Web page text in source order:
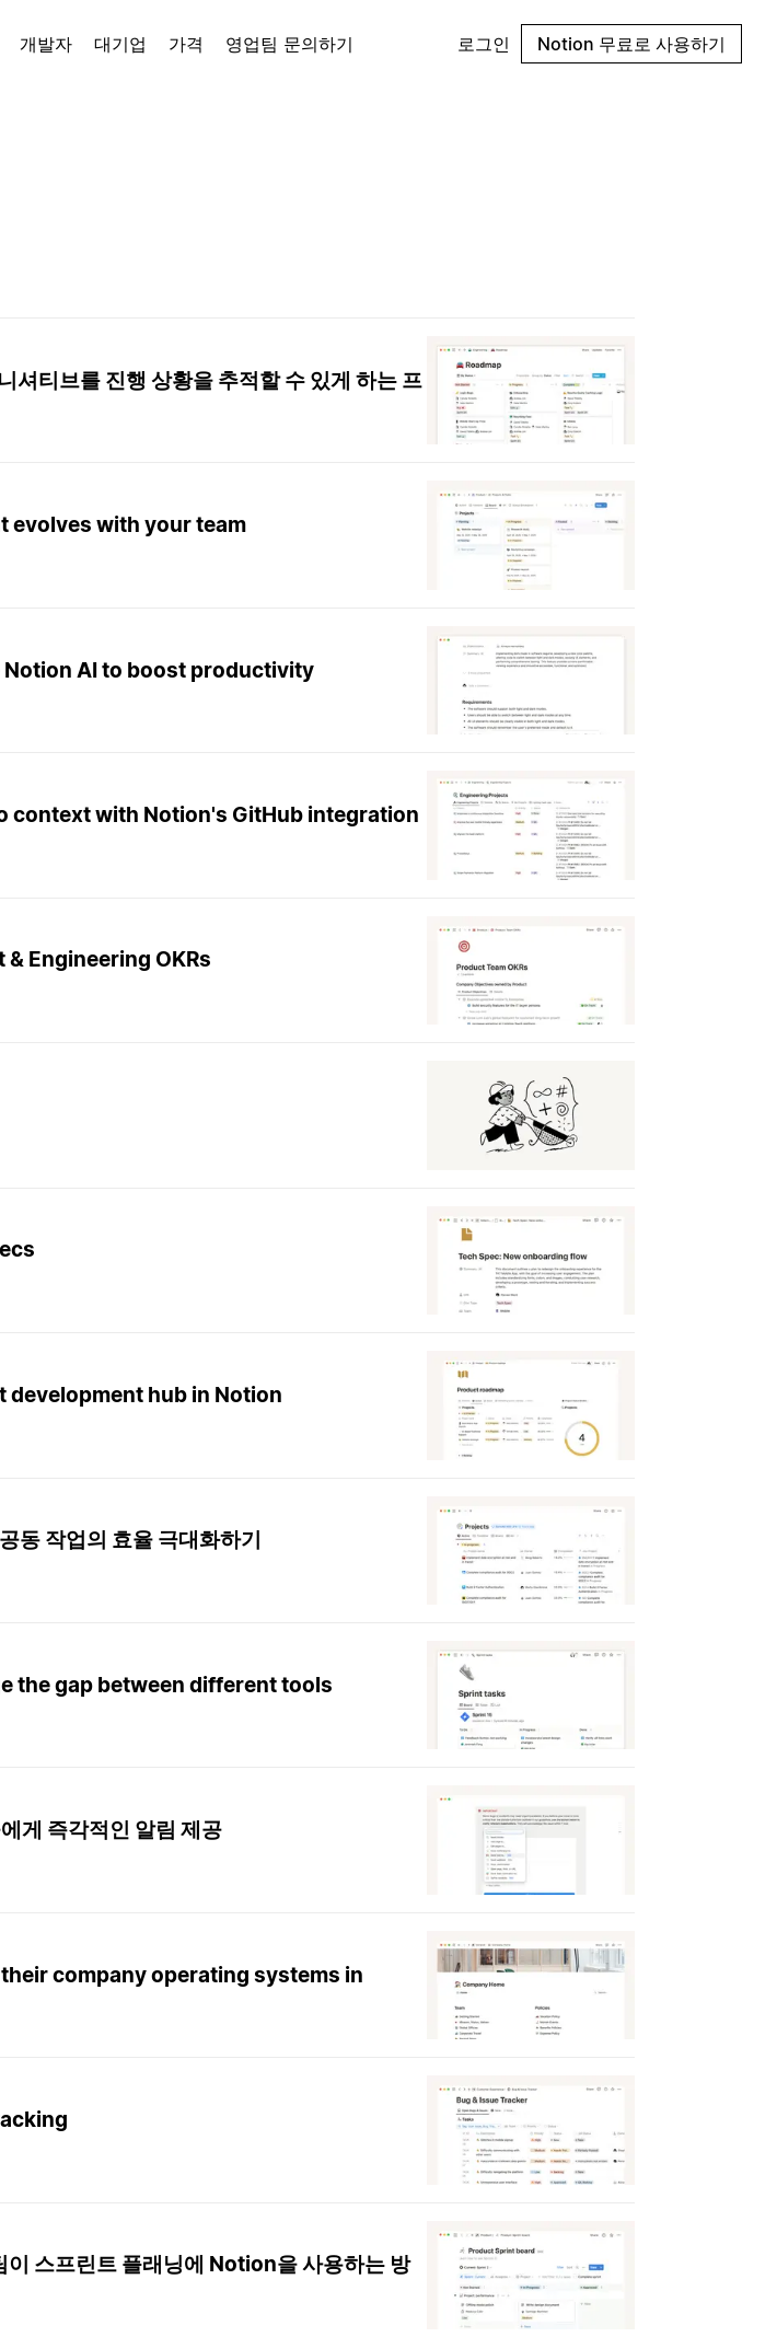
개발자 대기업 가격 영업팀 문의하기 로그인 Notion 무료로 사용하기
셔티브를 진행 상황을 추적할 수 있게 하는 프
evolves with your team
Notion AI to boost productivity
context with Notion's GitHub integration
Engineering OKRs
hub in Notion
작업의 효율 극대화하기
the gap between different tools
게 즉각적인 알림 제공
company operating systems in
이 스프린트 플래닝에 Notion을 사용하는 방